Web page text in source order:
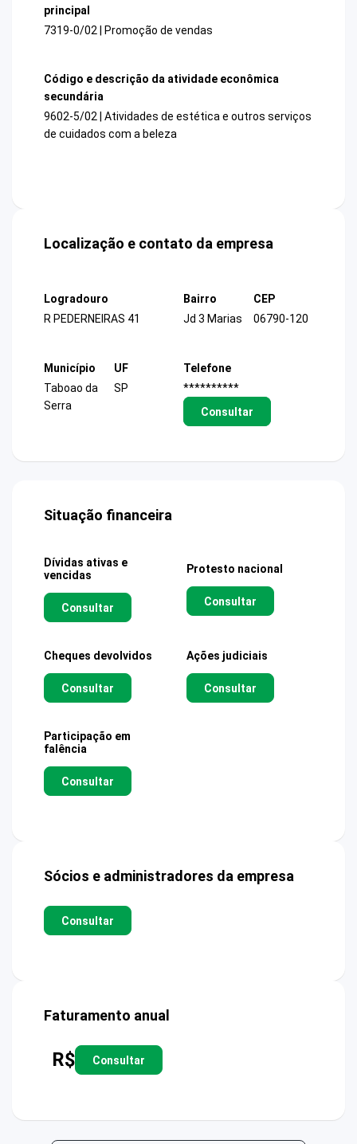
principal
7319-0/02 | Promoção de vendas
Código e descrição da atividade econômica
secundária
9602-5/02 | Atividades de estética e outros serviços
de cuidados com a beleza
Localização e contato da empresa
Logradouro
R PEDERNEIRAS 41
Bairro
Jd 3 Marias
CEP
06790-120
Município
Taboao da
Serra
UF
SP
Telefone
**********
Consultar
Situação financeira
Dívidas ativas e
vencidas
Consultar
Protesto nacional
Consultar
Cheques devolvidos
Consultar
Ações judiciais
Consultar
Participação em
falência
Consultar
Sócios e administradores da empresa
Consultar
Faturamento anual
R$ Consultar